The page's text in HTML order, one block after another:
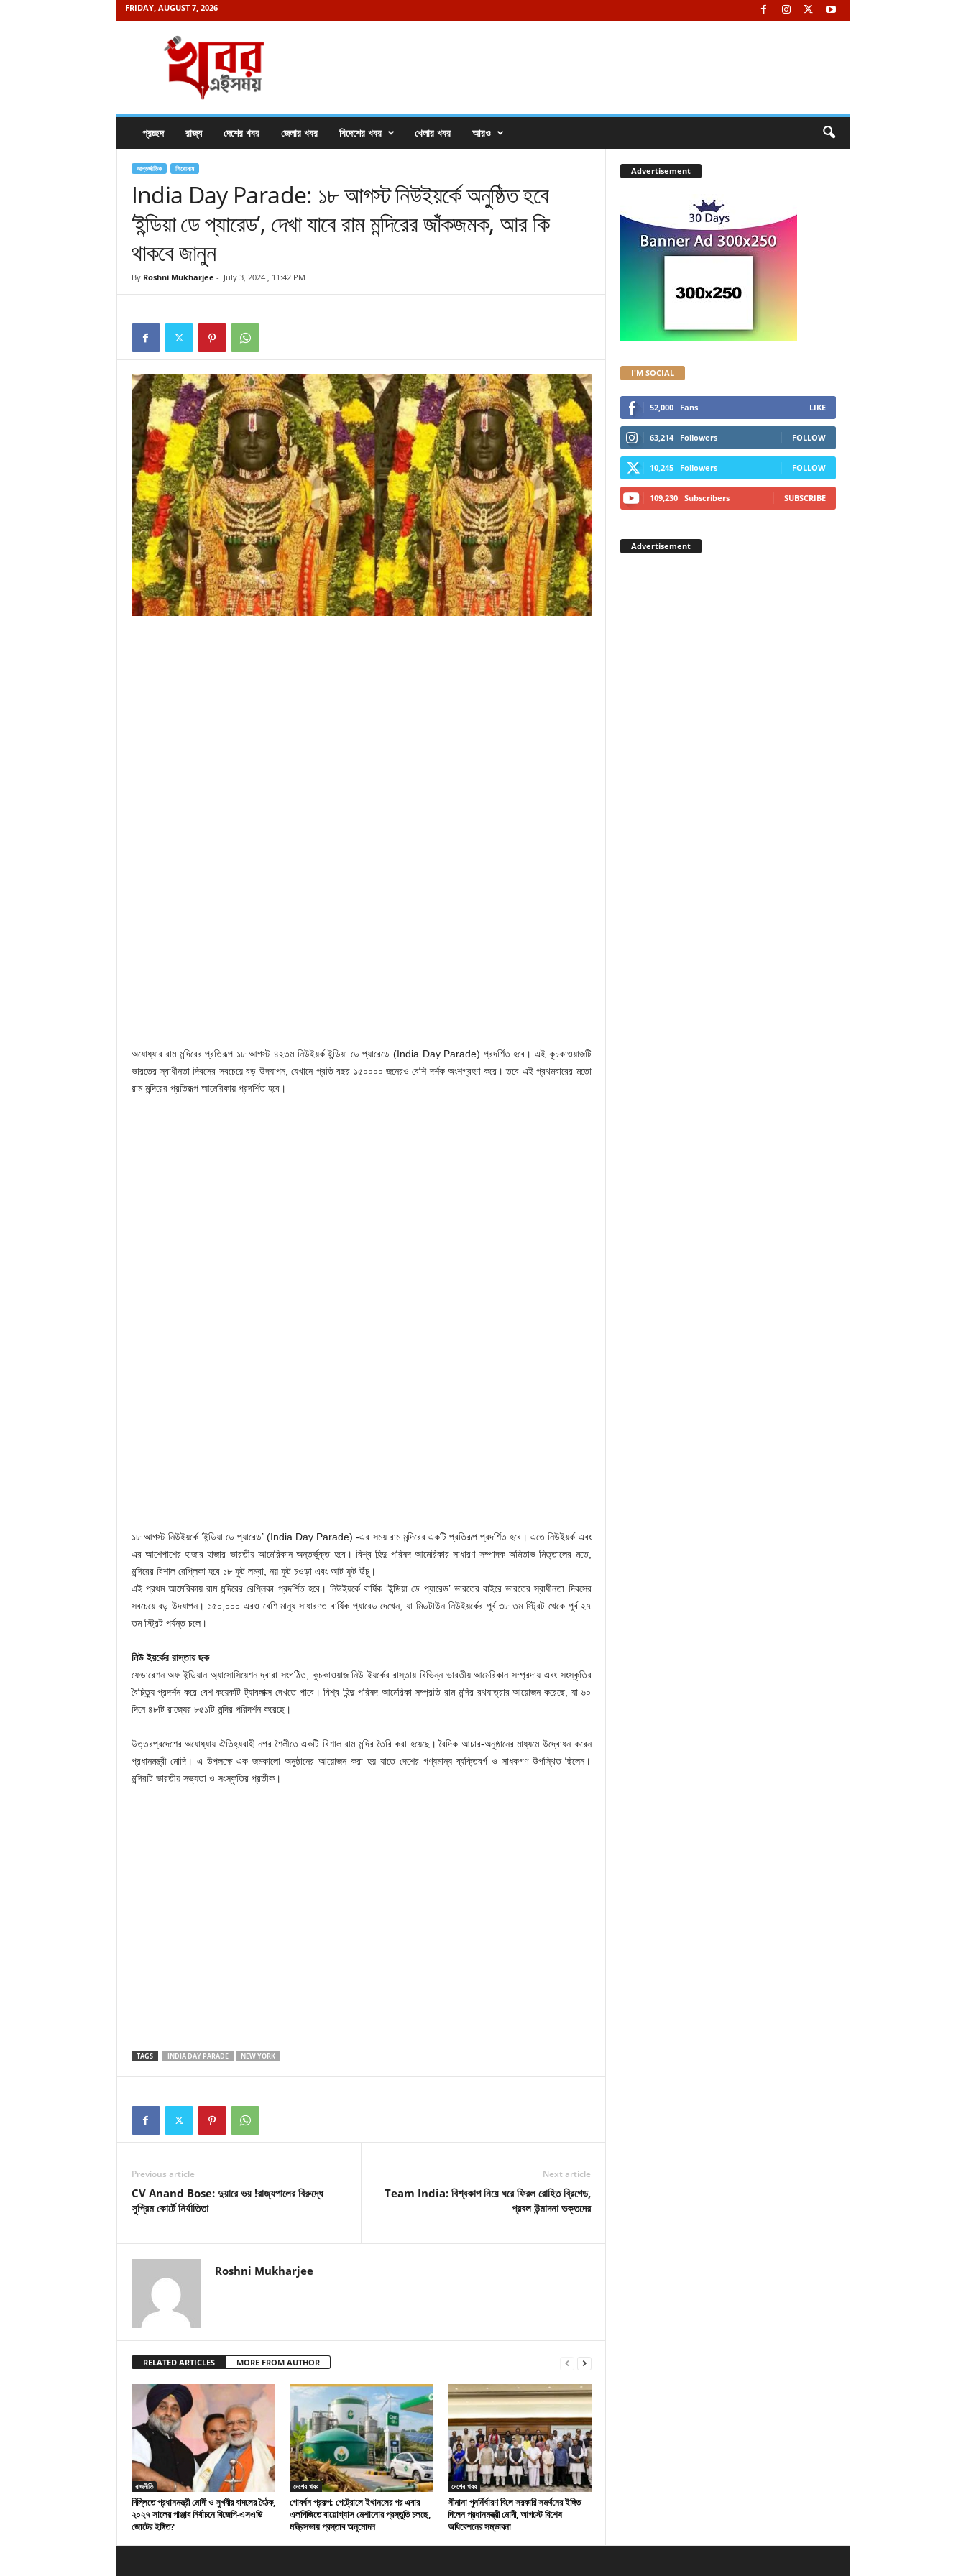
FRIDAY, AUGUST 7, 2026
প্রচ্ছদ রাজ্য দেশের খবর জেলার খবর বিদেশের খবর খেলার খবর আরও
আন্তর্জাতিক শিরোনাম
India Day Parade: ১৮ আগস্ট নিউইয়র্কে অনুষ্ঠিত হবে
‘ইন্ডিয়া ডে প্যারেড’, দেখা যাবে রাম মন্দিরের জাঁকজমক, আর কি
থাকবে জানুন
By Roshni Mukharjee - July 3, 2024 , 11:42 PM
অযোধ্যার রাম মন্দিরের প্রতিরূপ ১৮ আগস্ট ৪২তম নিউইয়র্ক ইন্ডিয়া ডে প্যারেডে (India Day Parade) প্রদর্শিত হবে। এই কুচকাওয়াজটি
ভারতের স্বাধীনতা দিবসের সবচেয়ে বড় উদযাপন, যেখানে প্রতি বছর ১৫০০০০ জনেরও বেশি দর্শক অংশগ্রহণ করে। তবে এই প্রথমবারের মতো
রাম মন্দিরের প্রতিরূপ আমেরিকায় প্রদর্শিত হবে।
১৮ আগস্ট নিউইয়র্কে ‘ইন্ডিয়া ডে প্যারেড’ (India Day Parade) -এর সময় রাম মন্দিরের একটি প্রতিরূপ প্রদর্শিত হবে। এতে নিউইয়র্ক এবং
এর আশেপাশের হাজার হাজার ভারতীয় আমেরিকান অন্তর্ভুক্ত হবে। বিশ্ব হিন্দু পরিষদ আমেরিকার সাধারণ সম্পাদক অমিতাভ মিত্তালের মতে,
মন্দিরের বিশাল রেপ্লিকা হবে ১৮ ফুট লম্বা, নয় ফুট চওড়া এবং আট ফুট উঁচু।
এই প্রথম আমেরিকায় রাম মন্দিরের রেপ্লিকা প্রদর্শিত হবে। নিউইয়র্কে বার্ষিক ‘ইন্ডিয়া ডে প্যারেড’ ভারতের বাইরে ভারতের স্বাধীনতা দিবসের
সবচেয়ে বড় উদযাপন। ১৫০,০০০ এরও বেশি মানুষ সাধারণত বার্ষিক প্যারেড দেখেন, যা মিডটাউন নিউইয়র্কের পূর্ব ৩৮ তম স্ট্রিট থেকে পূর্ব ২৭
তম স্ট্রিট পর্যন্ত চলে।
নিউ ইয়র্কের রাস্তায় ছক
ফেডারেশন অফ ইন্ডিয়ান অ্যাসোসিয়েশন দ্বারা সংগঠিত, কুচকাওয়াজ নিউ ইয়র্কের রাস্তায় বিভিন্ন ভারতীয় আমেরিকান সম্প্রদায় এবং সংস্কৃতির
বৈচিত্র্য প্রদর্শন করে বেশ কয়েকটি ট্যাবলাক্স দেখতে পাবে। বিশ্ব হিন্দু পরিষদ আমেরিকা সম্প্রতি রাম মন্দির রথযাত্রার আয়োজন করেছে, যা ৬০
দিনে ৪৮টি রাজ্যের ৮৫১টি মন্দির পরিদর্শন করেছে।
উত্তরপ্রদেশের অযোধ্যায় ঐতিহ্যবাহী নগর শৈলীতে একটি বিশাল রাম মন্দির তৈরি করা হয়েছে। বৈদিক আচার-অনুষ্ঠানের মাধ্যমে উদ্বোধন করেন
প্রধানমন্ত্রী মোদি। এ উপলক্ষে এক জমকালো অনুষ্ঠানের আয়োজন করা হয় যাতে দেশের গণ্যমান্য ব্যক্তিবর্গ ও সাধকগণ উপস্থিত ছিলেন।
মন্দিরটি ভারতীয় সভ্যতা ও সংস্কৃতির প্রতীক।
TAGS INDIA DAY PARADE NEW YORK
Previous article
CV Anand Bose: দুয়ারে ভয় !রাজ্যপালের বিরুদ্ধে
সুপ্রিম কোর্টে নির্যাতিতা
Next article
Team India: বিশ্বকাপ নিয়ে ঘরে ফিরল রোহিত ব্রিগেড,
প্রবল উন্মাদনা ভক্তদের
Roshni Mukharjee
RELATED ARTICLES MORE FROM AUTHOR
রাজনীতি
দিল্লিতে প্রধানমন্ত্রী মোদী ও সুখবীর বাদলের বৈঠক,
২০২৭ সালের পাঞ্জাব নির্বাচনে বিজেপি-এসএডি
জোটের ইঙ্গিত?
দেশের খবর
গোবর্ধন প্রকল্প: পেট্রোলে ইথানলের পর এবার
এলপিজিতে বায়োগ্যাস মেশানোর প্রস্তুতি চলছে,
মন্ত্রিসভায় প্রস্তাব অনুমোদন
দেশের খবর
সীমানা পুনর্নির্ধারণ বিলে সরকারি সমর্থনের ইঙ্গিত
দিলেন প্রধানমন্ত্রী মোদী, আগস্টে বিশেষ
অধিবেশনের সম্ভাবনা
Advertisement
I'M SOCIAL
52,000 Fans LIKE
63,214 Followers FOLLOW
10,245 Followers FOLLOW
109,230 Subscribers SUBSCRIBE
Advertisement